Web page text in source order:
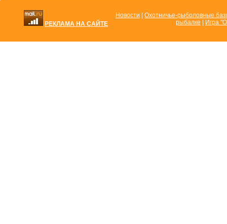
РЕКЛАМА НА САЙТЕ
Новости
Охотничье-рыболовные
рыбалке
Игра